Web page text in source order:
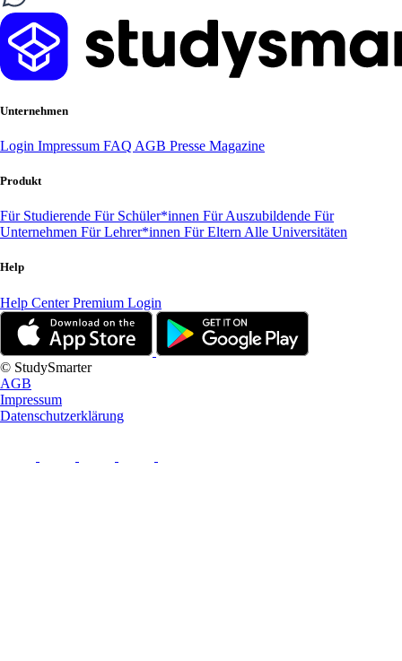
Unternehmen
Login Impressum FAQ AGB Presse Magazine
Produkt
Für Studierende Für Schüler*innen Für Auszubildende Für
Unternehmen Für Lehrer*innen Für Eltern Alle Universitäten
Help
Help CenterPremium Login
© StudySmarter
AGB
Impressum
Datenschutzerklärung